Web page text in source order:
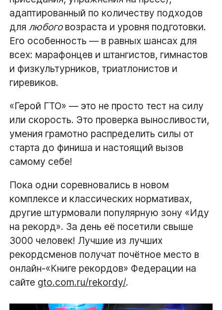
адаптированный по количеству подходов
для любоговозраста и уровня подготовки.
Его особенность — в равных шансах для
всех: марафонцев и штангистов, гимнастов
и физкультурников, триатлонистов и
гиревиков.
«Герой ГТО» — это не просто тест на силу
или скорость. Это проверка выносливости,
умения грамотно распределить силы от
старта до финиша и настоящий вызов
самому себе!
Пока одни соревновались в новом
комплексе и классических нормативах,
другие штурмовали популярную зону «Иду
на рекорд». За день её посетили свыше
3000 человек! Лучшие из лучших
рекордсменов получат почётное место в
онлайн-«Книге рекордов» Федерации на
сайте gto.com.ru/rekordy/.